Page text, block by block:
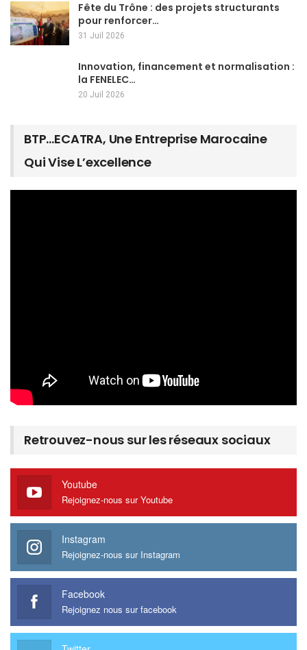
Fête du Trône : des projets structurants
pour renforcer…
31 Juil 2026
Innovation, financement et normalisation :
la FENELEC…
20 Juil 2026
BTP…ECATRA, Une Entreprise Marocaine
Qui Vise L’excellence
Retrouvez-nous sur les réseaux sociaux
Youtube
Rejoignez-nous sur Youtube
Instagram
Rejoignez-nous sur Instagram
Facebook
Rejoignez nous sur facebook